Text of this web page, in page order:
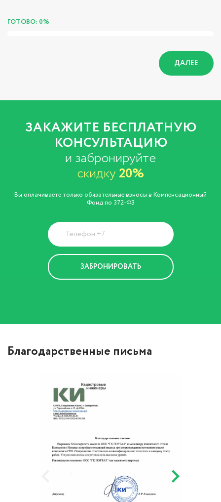
ГОТОВО: 0%
ДАЛЕЕ
ЗАКАЖИТЕ БЕСПЛАТНУЮ
КОНСУЛЬТАЦИЮ
и забронируйте
скидку 20%
Вы оплачиваете только обязательные взносы в Компенсационный
Фонд по 372-ФЗ
Благодарственные письма